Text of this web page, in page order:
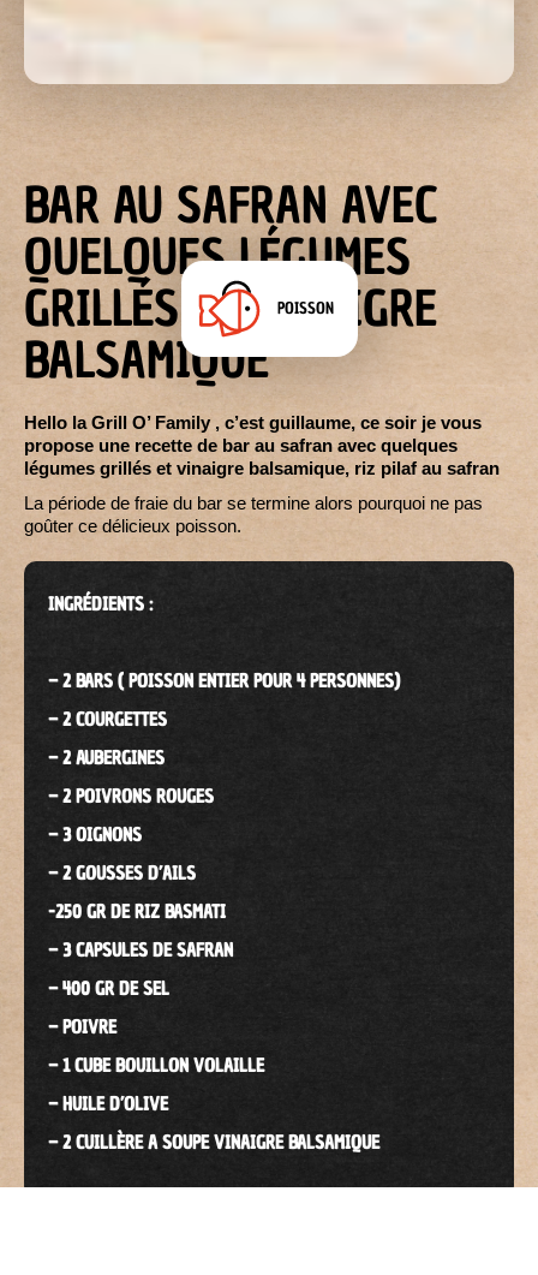
BAR AU SAFRAN AVEC
QUELQUES LÉGUMES
GRILLÉS ET VINAIGRE
BALSAMIQUE
Hello la Grill O’ Family , c’est guillaume, ce soir je vous
propose une recette de bar au safran avec quelques
légumes grillés et vinaigre balsamique, riz pilaf au safran
La période de fraie du bar se termine alors pourquoi ne pas
goûter ce délicieux poisson.
INGRÉDIENTS :
– 2 BARS ( POISSON ENTIER POUR 4 PERSONNES)
– 2 COURGETTES
– 2 AUBERGINES
– 2 POIVRONS ROUGES
– 3 OIGNONS
– 2 GOUSSES D’AILS
-250 GR DE RIZ BASMATI
– 3 CAPSULES DE SAFRAN
– 400 GR DE SEL
– POIVRE
– 1 CUBE BOUILLON VOLAILLE
– HUILE D’OLIVE
– 2 CUILLÈRE A SOUPE VINAIGRE BALSAMIQUE
POISSON